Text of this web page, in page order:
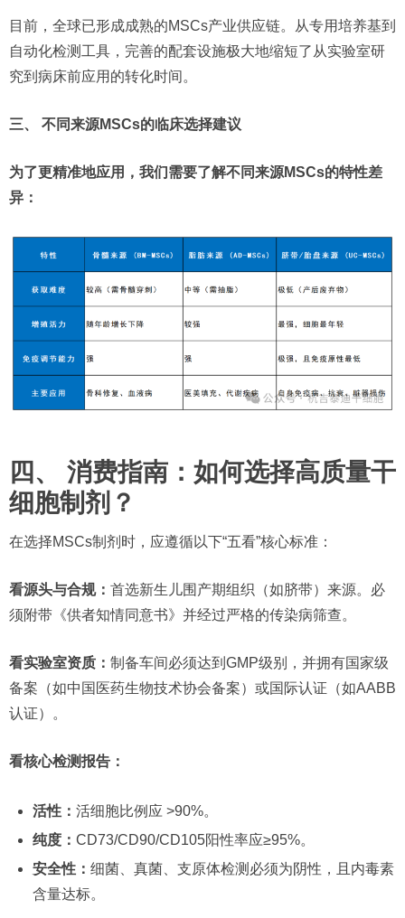
目前，全球已形成成熟的MSCs产业供应链。从专用培养基到
自动化检测工具，完善的配套设施极大地缩短了从实验室研
究到病床前应用的转化时间。
三、 不同来源MSCs的临床选择建议
为了更精准地应用，我们需要了解不同来源MSCs的特性差
异：
四、 消费指南：如何选择高质量干
细胞制剂？
在选择MSCs制剂时，应遵循以下“五看”核心标准：
看源头与合规： 首选新生儿围产期组织（如脐带）来源。必
须附带《供者知情同意书》并经过严格的传染病筛查。
看实验室资质： 制备车间必须达到GMP级别，并拥有国家级
备案（如中国医药生物技术协会备案）或国际认证（如AABB
认证）。
看核心检测报告：
活性： 活细胞比例应 >90%。
纯度： CD73/CD90/CD105阳性率应≥95%。
安全性： 细菌、真菌、支原体检测必须为阴性，且内毒素
含量达标。